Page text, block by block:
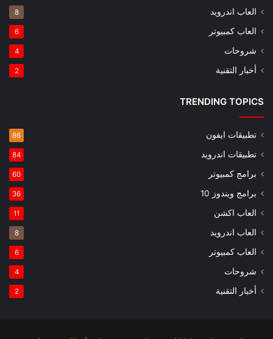
العاب اندرويد 8
العاب كمبيوتر 6
شروحات 4
أخبار التقنية 2
TRENDING TOPICS
تطبيقات ايفون 86
تطبيقات اندرويد 84
برامج كمبيوتر 60
برامج ويندوز 10 36
العاب اكشن 11
العاب اندرويد 8
العاب كمبيوتر 6
شروحات 4
أخبار التقنية 2